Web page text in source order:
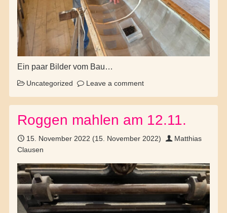
Ein paar Bilder vom Bau…
Uncategorized Leave a comment
Roggen mahlen am 12.11.
15. November 2022 (15. November 2022)
Matthias
Clausen